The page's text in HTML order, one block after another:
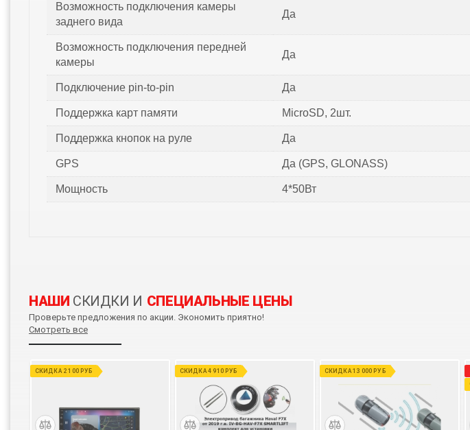
Возможность подключения камеры
заднего вида
Да
Возможность подключения передней
камеры
Да
Подключение pin-to-pin Да
Поддержка карт памяти MicroSD, 2шт.
Поддержка кнопок на руле Да
GPS Да (GPS, GLONASS)
Мощность 4*50Вт
НАШИ СКИДКИ И СПЕЦИАЛЬНЫЕ ЦЕНЫ
Проверьте предложения по акции. Экономить приятно!
Смотреть все